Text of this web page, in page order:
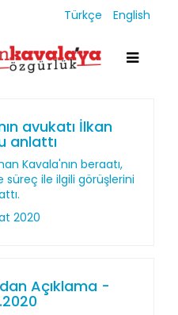
Türkçe English
avukatı İlkan
anlattı
Kavala'nın beraatı,
ile ilgili görüşlerini
2020
Açıklama -